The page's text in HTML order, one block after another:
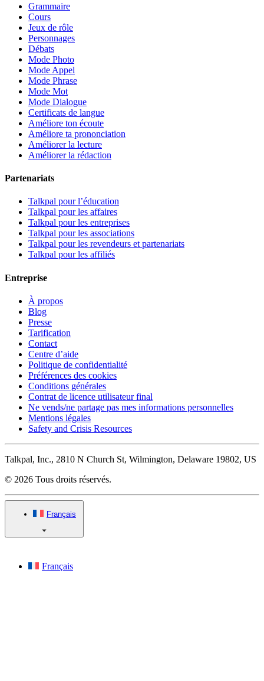
Grammaire
Cours
Jeux de rôle
Personnages
Débats
Mode Photo
Mode Appel
Mode Phrase
Mode Mot
Mode Dialogue
Certificats de langue
Améliore ton écoute
Améliore ta prononciation
Améliorer la lecture
Améliorer la rédaction
Partenariats
Talkpal pour l’éducation
Talkpal pour les affaires
Talkpal pour les entreprises
Talkpal pour les associations
Talkpal pour les revendeurs et partenariats
Talkpal pour les affiliés
Entreprise
À propos
Blog
Presse
Tarification
Contact
Centre d’aide
Politique de confidentialité
Préférences des cookies
Conditions générales
Contrat de licence utilisateur final
Ne vends/ne partage pas mes informations personnelles
Mentions légales
Safety and Crisis Resources
Talkpal, Inc., 2810 N Church St, Wilmington, Delaware 19802, US
© 2026 Tous droits réservés.
Français
Français